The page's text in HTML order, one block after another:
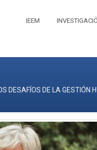
IEEM
DESAFÍOS DE LA GESTIÓN